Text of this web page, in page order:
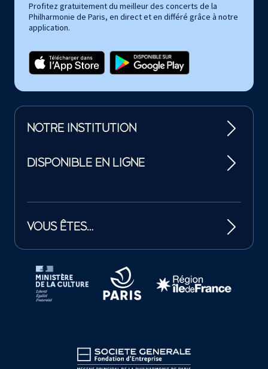
Profitez gratuitement du meilleur des concerts de la
Philharmonie de Paris, en direct et en différé grâce à notre
application.
NOTRE INSTITUTION
DISPONIBLE EN LIGNE
VOUS ÊTES…
Tutelles et mécènes de la Philharmonie de Paris